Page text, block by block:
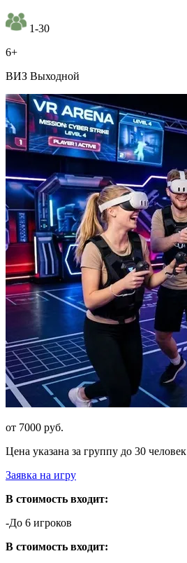
1-30
6+
ВИЗ Выходной
от 7000 руб.
Цена указана за группу до 30 человек
Заявка на игру
В стоимость входит:
-До 6 игроков
В стоимость входит: